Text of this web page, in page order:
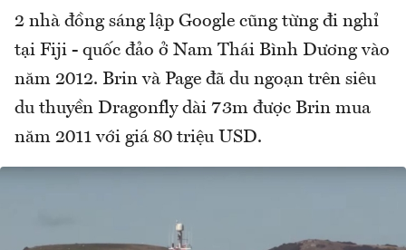
2 nhà đồng sáng lập Google cũng từng đi nghỉ
tại Fiji - quốc đảo ở Nam Thái Bình Dương vào
năm 2012. Brin và Page đã du ngoạn trên siêu
du thuyền Dragonfly dài 73m được Brin mua
năm 2011 với giá 80 triệu USD.